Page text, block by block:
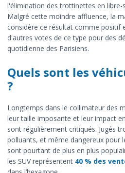
l'élimination des trottinettes en libre-
Malgré cette moindre affluence, la
considère ce résultat comme positif
d'autres votes de ce type pour des
quotidienne des Parisiens.
Quels sont les
?
Longtemps dans le collimateur des
leur taille imposante et leur impact
sont régulièrement critiqués. Jugés
polluants, et même dangereux pour
sont pourtant de plus en plus
les SUV représentent 40 % des